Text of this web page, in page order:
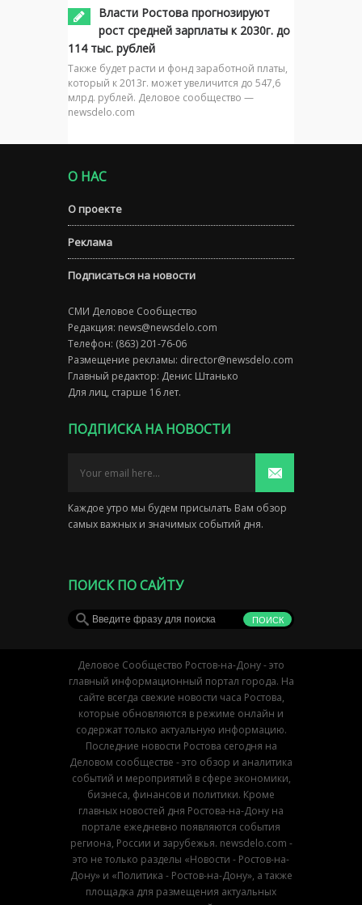
Власти Ростова прогнозируют
рост средней зарплаты к 2030г. до
114 тыс. рублей
Также будет расти и фонд заработной платы,
который к 2013г. может увеличится до 547,6
млрд. рублей. Деловое сообщество —
newsdelo.com
О НАС
О проекте
Реклама
Подписаться на новости
СМИ Деловое Сообщество
Редакция: news@newsdelo.com
Телефон: (863) 201-76-06
Размещение рекламы: director@newsdelo.com
Главный редактор: Денис Штанько
Для лиц, старше 16 лет.
ПОДПИСКА НА НОВОСТИ
Каждое утро мы будем присылать Вам обзор
самых важных и значимых событий дня.
ПОИСК ПО САЙТУ
Деловое Сообщество Ростов-на-Дону - это
главный информационный портал города. На
сайте всегда свежие новости часа Ростова,
которые обновляются в режиме онлайн и
содержат только актуальную информацию.
Последние новости Ростова сегодня на
Деловом сообществе - это обзор и аналитика
событий и мероприятий в сфере экономики,
бизнеса, финансов и политики. Кроме
главных новостей дня Ростова-на-Дону на
портале ежедневно появляются события
региона, России и зарубежья. newsdelo.com -
это не только разделы «Новости - Ростов-на-
Дону» и «Политика - Ростов-на-Дону», а также
площадка для размещения актуальных